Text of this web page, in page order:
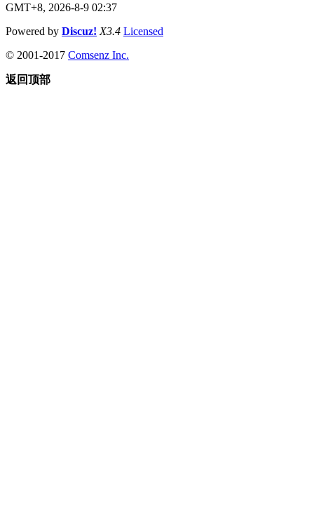
GMT+8, 2026-8-9 02:37
Powered by Discuz! X3.4 Licensed
© 2001-2017 Comsenz Inc.
返回顶部